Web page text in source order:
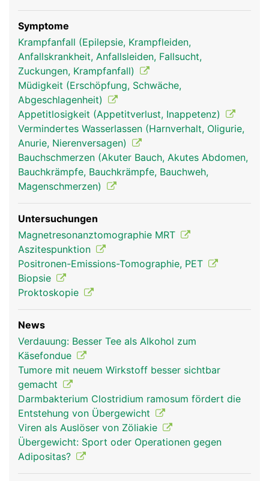
Symptome
Krampfanfall (Epilepsie, Krampfleiden,
Anfallskrankheit, Anfallsleiden, Fallsucht,
Zuckungen, Krampfanfall)
Müdigkeit (Erschöpfung, Schwäche,
Abgeschlagenheit)
Appetitlosigkeit (Appetitverlust, Inappetenz)
Vermindertes Wasserlassen (Harnverhalt, Oligurie,
Anurie, Nierenversagen)
Bauchschmerzen (Akuter Bauch, Akutes Abdomen,
Bauchkrämpfe, Bauchkrämpfe, Bauchweh,
Magenschmerzen)
Untersuchungen
Magnetresonanztomographie MRT
Aszitespunktion
Positronen-Emissions-Tomographie, PET
Biopsie
Proktoskopie
News
Verdauung: Besser Tee als Alkohol zum
Käsefondue
Tumore mit neuem Wirkstoff besser sichtbar
gemacht
Darmbakterium Clostridium ramosum fördert die
Entstehung von Übergewicht
Viren als Auslöser von Zöliakie
Übergewicht: Sport oder Operationen gegen
Adipositas?